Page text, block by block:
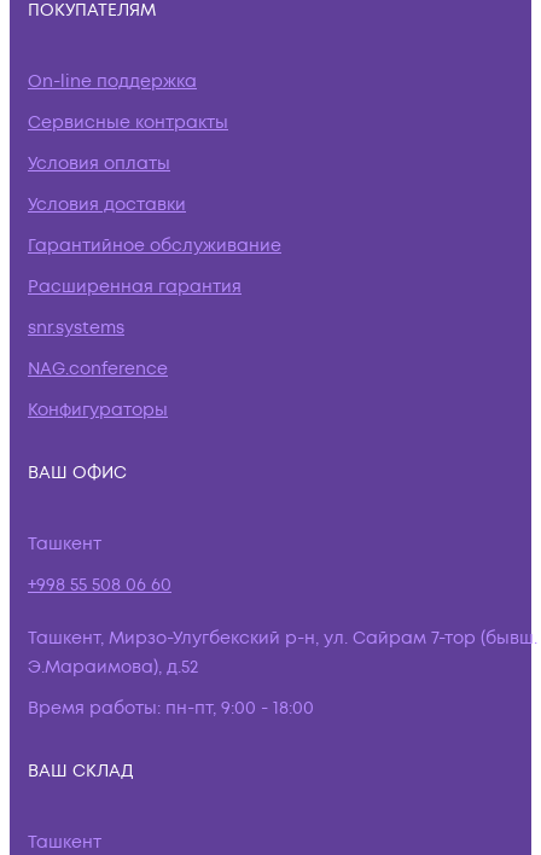
ПОКУПАТЕЛЯМ
On-line поддержка
Сервисные контракты
Условия оплаты
Условия доставки
Гарантийное обслуживание
Расширенная гарантия
snr.systems
NAG.conference
Конфигураторы
ВАШ ОФИС
Ташкент
+998 55 508 06 60
Ташкент, Мирзо-Улугбекский р-н, ул. Сайрам 7-тор (бывш.
Э.Мараимова), д.52
Время работы: пн-пт, 9:00 - 18:00
ВАШ СКЛАД
Ташкент